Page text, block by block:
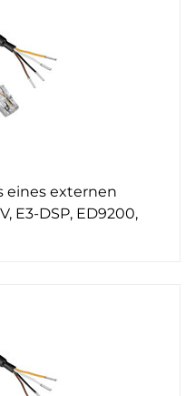
eines externen
E3-DSP, ED9200,